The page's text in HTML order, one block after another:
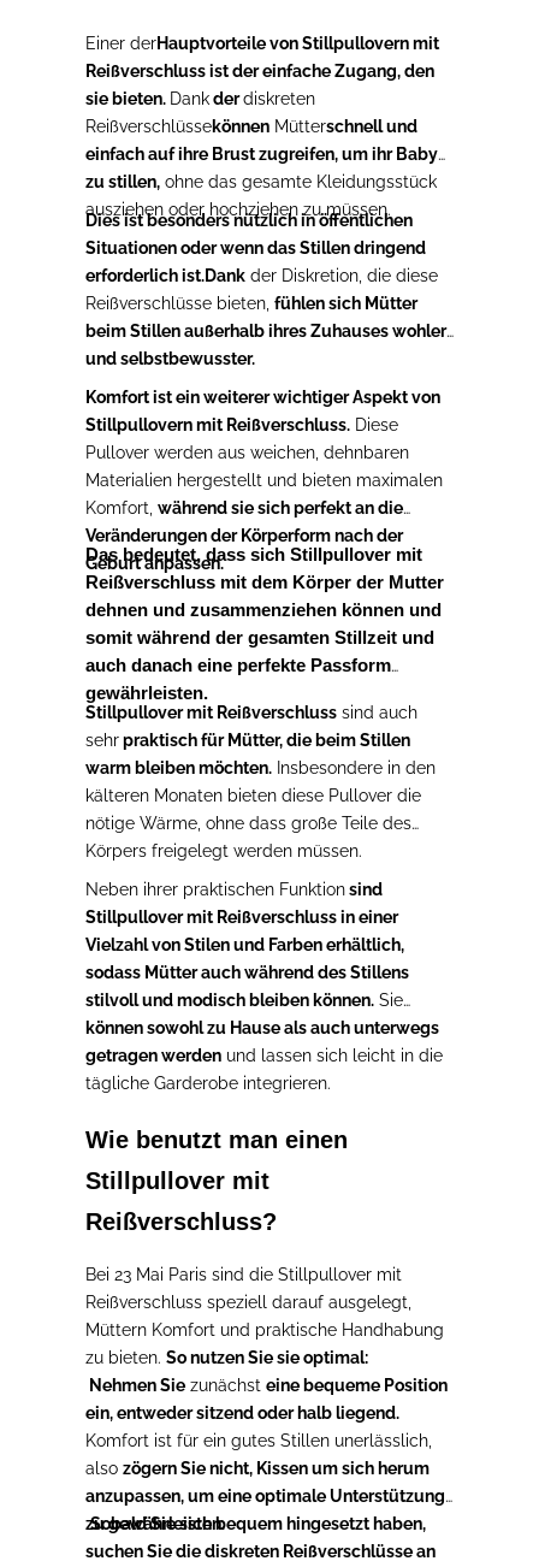
Einer derHauptvorteile von Stillpullovern mit
Reißverschluss istder einfache Zugang, den
sie bieten. Dankderdiskreten
Reißverschlüssekönnen Mütterschnell und
einfach auf ihre Brust zugreifen, um ihr Baby
zu stillen, ohne das gesamte Kleidungsstück
ausziehen oder hochziehen zu müssen.
Dies ist besonders nützlich in öffentlichen
Situationen oder wenn das Stillen dringend
erforderlich ist.Dank der Diskretion, die diese
Reißverschlüsse bieten, fühlen sich Mütter
beim Stillen außerhalb ihres Zuhauses wohler
und selbstbewusster.
Komfort ist ein weiterer wichtiger Aspekt von
Stillpullovern mit Reißverschluss. Diese
Pullover werden aus weichen, dehnbaren
Materialien hergestellt und bieten maximalen
Komfort, während sie sich perfekt an die
Veränderungen der Körperform nach der
Geburt anpassen.
Das bedeutet, dass sich Stillpullover mit
Reißverschluss mit dem Körper der Mutter
dehnen und zusammenziehen können und
somit während der gesamten Stillzeit und
auch danach eine perfekte Passform
gewährleisten.
Stillpullover mit Reißverschluss sind auch
sehrpraktisch für Mütter, die beim Stillen
warm bleiben möchten. Insbesondere in den
kälteren Monaten bieten diese Pullover die
nötige Wärme, ohne dass große Teile des
Körpers freigelegt werden müssen.
Neben ihrer praktischen Funktionsind
Stillpullover mit Reißverschluss in einer
Vielzahl von Stilen und Farben erhältlich,
sodass Mütter auch während des Stillens
stilvoll und modisch bleiben können. Sie
können sowohl zu Hause als auch unterwegs
getragen werden und lassen sich leicht in die
tägliche Garderobe integrieren.
Wie benutzt man einen
Stillpullover mit
Reißverschluss?
Bei 23 Mai Paris sind die Stillpullover mit
Reißverschluss speziell darauf ausgelegt,
Müttern Komfort und praktische Handhabung
zu bieten. So nutzen Sie sie optimal:
Nehmen Sie zunächst eine bequeme Position
ein, entweder sitzend oder halb liegend.
Komfort ist für ein gutes Stillen unerlässlich,
also zögern Sie nicht, Kissen um sich herum
anzupassen, um eine optimale Unterstützung
zu gewährleisten.
Sobald Sie sich bequem hingesetzt haben,
suchen Sie die diskreten Reißverschlüsse an